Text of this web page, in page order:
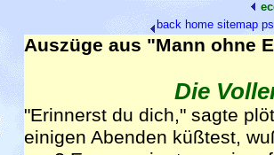
back home sitemap
Auszüge aus "Mann ohne
Die
"Erinnerst du dich," sagte
einigen Abenden küßtest,